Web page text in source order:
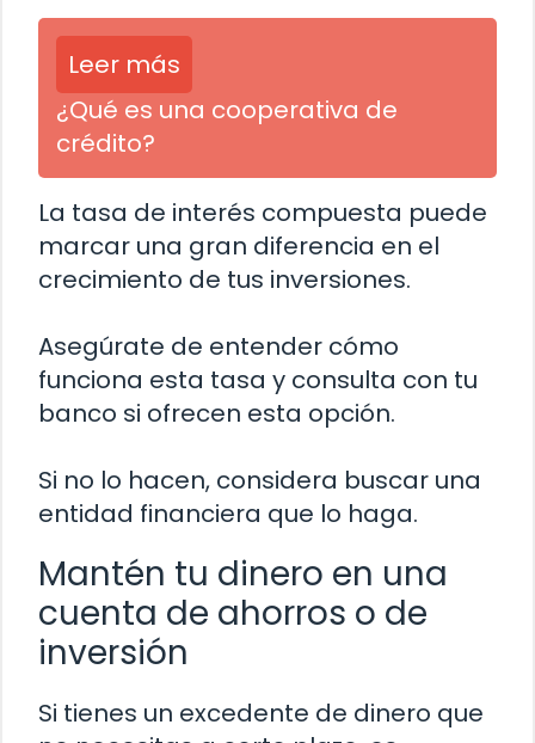
Leer más
¿Qué es una cooperativa de
crédito?
La tasa de interés compuesta puede
marcar una gran diferencia en el
crecimiento de tus inversiones.
Asegúrate de entender cómo
funciona esta tasa y consulta con tu
banco si ofrecen esta opción.
Si no lo hacen, considera buscar una
entidad financiera que lo haga.
Mantén tu dinero en una
cuenta de ahorros o de
inversión
Si tienes un excedente de dinero que